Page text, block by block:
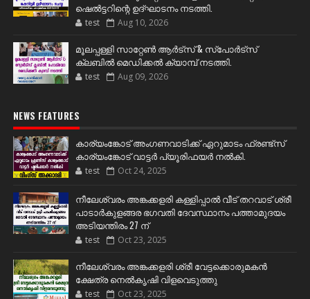
ഷെൽട്ടറിന്റെ ഉദ്ഘാടനം നടത്തി.
test Aug 10, 2026
മൂലപ്പള്ളി സാറ്റേൺ ആർട്സ് & സ്പോർട്സ്
ക്ലബിൽ മെഡിക്കൽ ക്യാമ്പ് നടത്തി.
test Aug 09, 2026
NEWS FEATURES
കാര്യംങ്കോട് അംഗണവാടിക്ക് ഏറുമാടം ഫ്രണ്ട്സ്
കാര്യംങ്കോട് വാട്ടർ പ്യൂരിഫയർ നൽകി.
test Oct 24, 2025
നീലേശ്വരം അങ്കക്കളരി കള്ളിപ്പാൽ വീട് തറവാട് ശ്രീ
പാടാർകുളങ്ങര ഭഗവതി ദേവസ്ഥാനം പത്താമുദയം
അടിയന്തിരം 27 ന്
test Oct 23, 2025
നീലേശ്വരം അങ്കക്കളരി ശ്രീ വേട്ടക്കൊരുമകൻ
ക്ഷേത്ര നെൽകൃഷി വിളവെടുത്തു
test Oct 23, 2025